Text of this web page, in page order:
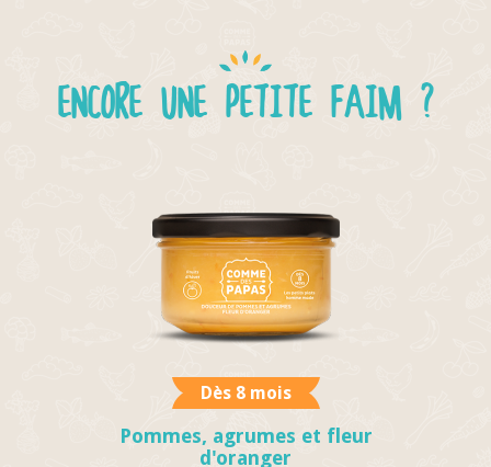
ENCORE UNE PETITE FAIM ?
Dès 8 mois
Pommes, agrumes et fleur
d'oranger